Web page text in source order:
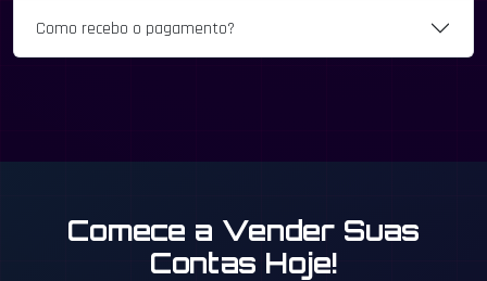
Como recebo o pagamento?
Comece a Vender Suas
Contas Hoje!